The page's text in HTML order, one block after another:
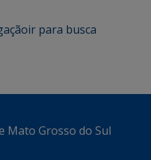
ir para busca
Mato Grosso do Sul